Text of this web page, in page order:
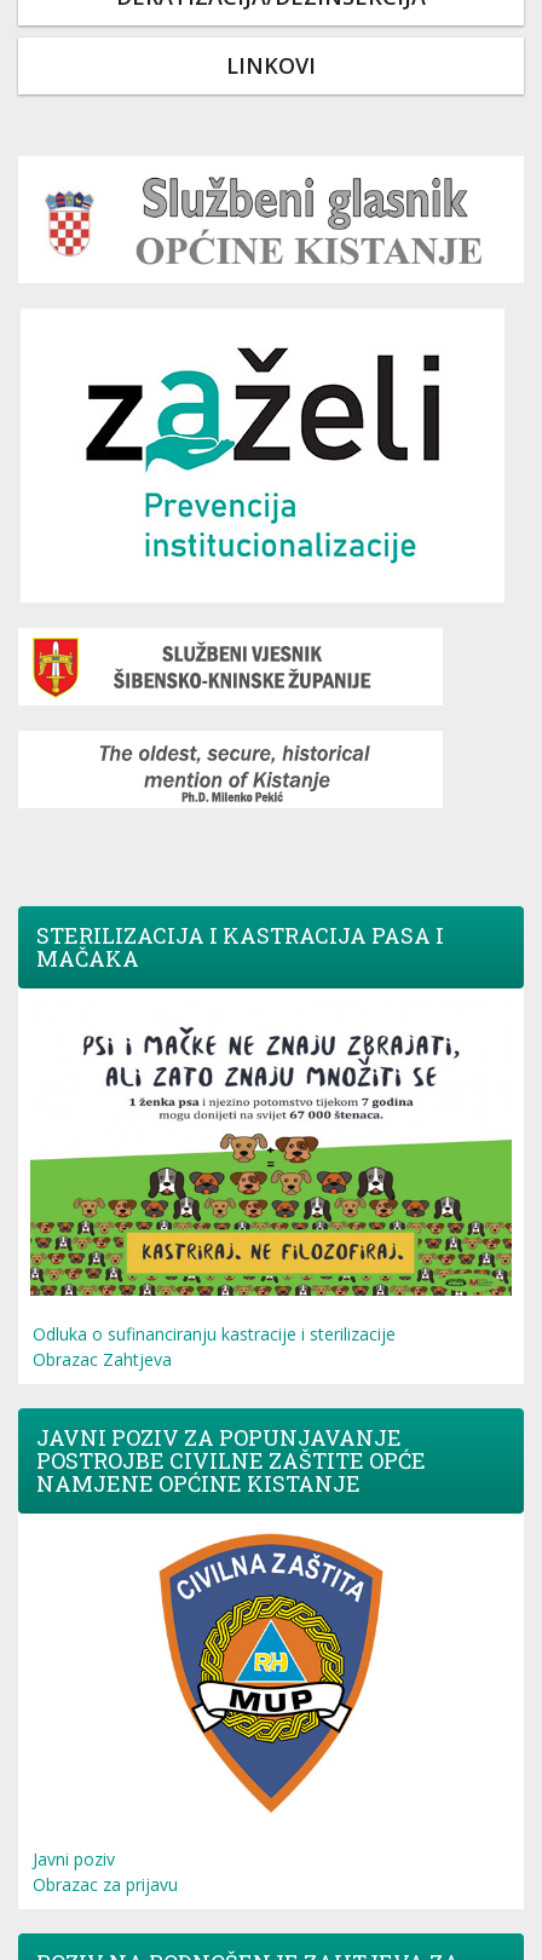
LINKOVI
STERILIZACIJA I KASTRACIJA PASA I
MAČAKA
Odluka o sufinanciranju kastracije i sterilizacije
Obrazac Zahtjeva
JAVNI POZIV ZA POPUNJAVANJE
POSTROJBE CIVILNE ZAŠTITE OPĆE
NAMJENE OPĆINE KISTANJE
Javni poziv
Obrazac za prijavu